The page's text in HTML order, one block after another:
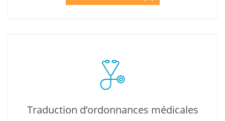
Traduction d’ordonnances médicales